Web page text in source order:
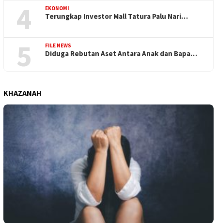
4 EKONOMI
Terungkap Investor Mall Tatura Palu Nari…
5 FILE NEWS
Diduga Rebutan Aset Antara Anak dan Bapa…
KHAZANAH